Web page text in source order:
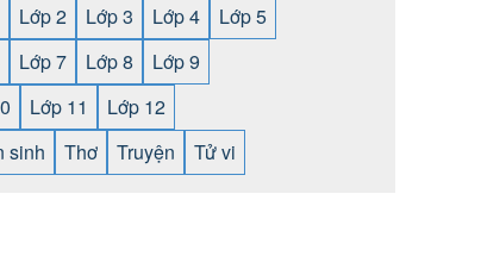
Lớp 2 Lớp 3 Lớp 4
Lớp 5
Lớp 7 Lớp 8
Lớp 9
Lớp 11
Lớp 12
sinh
Thơ Truyện Tử vi